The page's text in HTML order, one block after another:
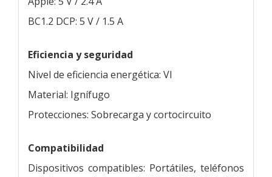
BC1.2 DCP: 5 V / 1.5 A
Eficiencia y seguridad
Nivel de eficiencia energética: VI
Material: Ignífugo
Protecciones: Sobrecarga y cortocircuito
Compatibilidad
Dispositivos compatibles: Portátiles, teléfonos